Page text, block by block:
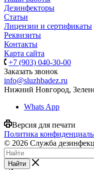
Дезинфекторы
Статьи
Лицензии и сертификаты
Реквизиты
Контакты
Карта сайта
+7 (903) 040-30-00
Заказать звонок
info@sluzhbadez.ru
Нижний Новгород,
Whats App
Версия для печати
Политика
© 2026 Служба
Найти